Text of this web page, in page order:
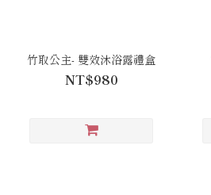
竹取公主- 雙效沐浴露禮盒
NT$980